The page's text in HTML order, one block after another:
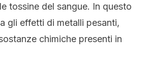
tossine del sangue. In questo
gli effetti di metalli pesanti,
chimiche presenti in